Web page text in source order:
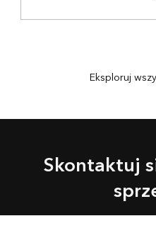
Eksploruj
Skontaktuj